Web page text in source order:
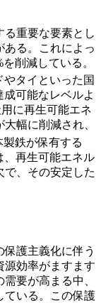
る重要な要素とし
ある。これによっ
を削減している 。
タイといった国
可能なレベルよ
に再生可能エネ
幅に削減され、
製鉄が保有する
、再生可能エネル
で、その安定した
護主義化に伴う
源効率がますます
要が高まる中、
ている。この保護